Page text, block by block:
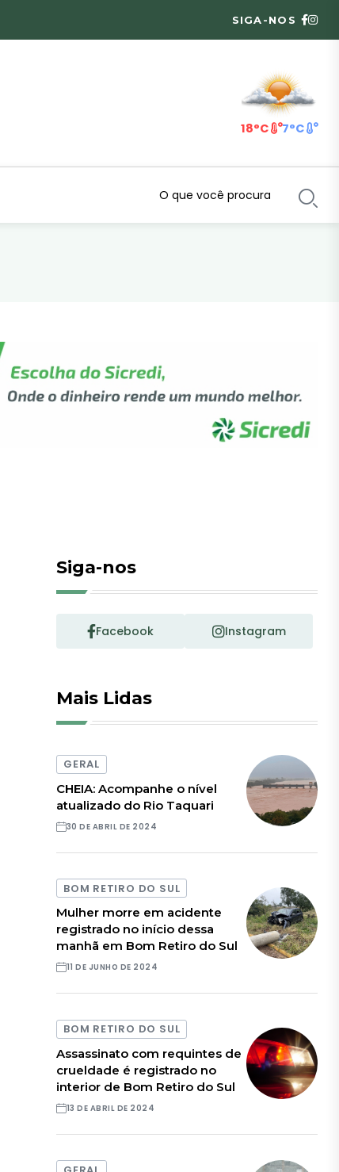
SIGA-NOS
18°C 7°C
Siga-nos
Facebook Instagram
Mais Lidas
GERAL
CHEIA: Acompanhe o nível
atualizado do Rio Taquari
30 DE ABRIL DE 2024
BOM RETIRO DO SUL
Mulher morre em acidente
registrado no início dessa
manhã em Bom Retiro do Sul
11 DE JUNHO DE 2024
BOM RETIRO DO SUL
Assassinato com requintes de
crueldade é registrado no
interior de Bom Retiro do Sul
13 DE ABRIL DE 2024